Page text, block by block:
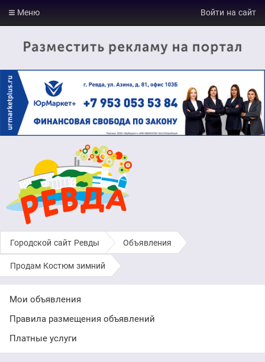
Городской сайт Ревды › Объявления
Продам Костюм зимний
Мои объявления
Правила размещения объявлений
Платные услуги
Войти на сайт
Меню